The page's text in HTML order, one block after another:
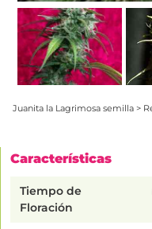
Juanita la Lagrimosa semilla >
Características
Tiempo de
Floración